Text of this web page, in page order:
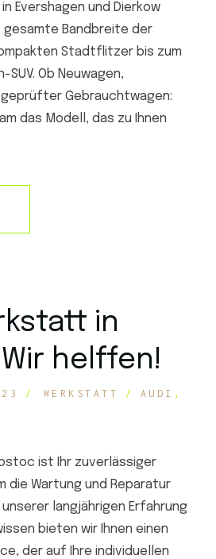
Evershagen und Dierkow
gesamte Bandbreite der
Stadtflitzer bis zum
SUV. Ob Neuwagen,
Gebrauchtwagen:
das Modell, das zu Ihnen
in
helffen!
WERKSTATT
AUDI
ist Ihr zuverlässiger
die Wartung und Reparatur
unserer langjährigen Erfahrung
bieten wir Ihnen einen
der auf Ihre individuellen